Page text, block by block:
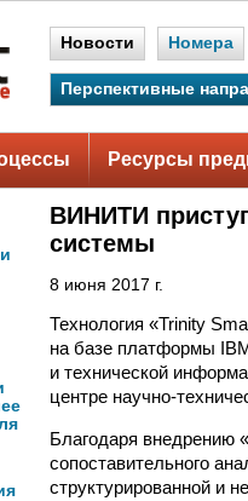
Новости Номера
Перспективные
Ресурсы
ВИНИТИ
системы
8 июня 2017 г.
Технология «Trinity
на базе платформы
и технической
центре научно-
Благодаря внедрению
сопоставительного
структурированной и